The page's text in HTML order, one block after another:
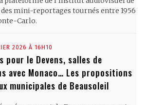
mini-reportages tournés entre 1956
Carlo.
2026 À 16H10
pour le Devens, salles de
avec Monaco… Les propositions
municipales de Beausoleil